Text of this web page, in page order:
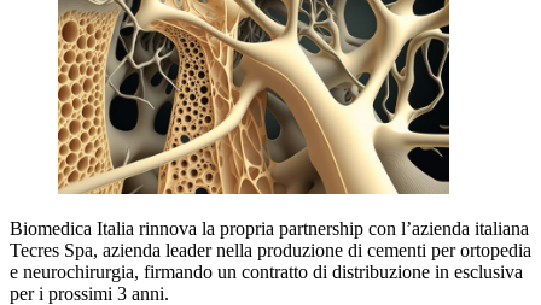
Biomedica Italia rinnova la propria partnership con l’azienda italiana
Tecres Spa, azienda leader nella produzione di cementi per ortopedia
e neurochirurgia, firmando un contratto di distribuzione in esclusiva
per i prossimi 3 anni.